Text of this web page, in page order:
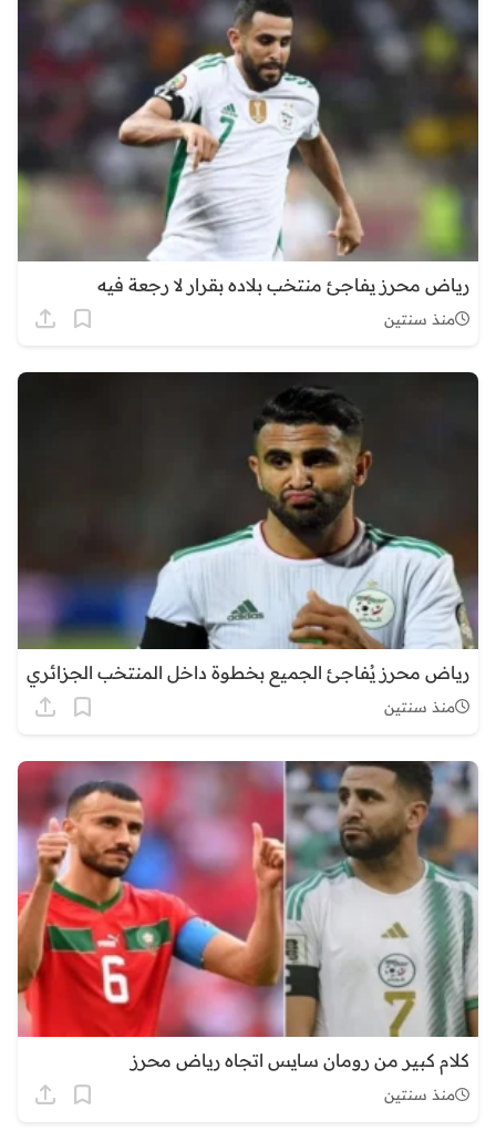
رياض محرز يفاجئ منتخب بلاده بقرار لا رجعة فيه
منذ سنتين
رياض محرز يُفاجئ الجميع بخطوة داخل المنتخب الجزائري
منذ سنتين
كلام كبير من رومان سايس اتجاه رياض محرز
منذ سنتين